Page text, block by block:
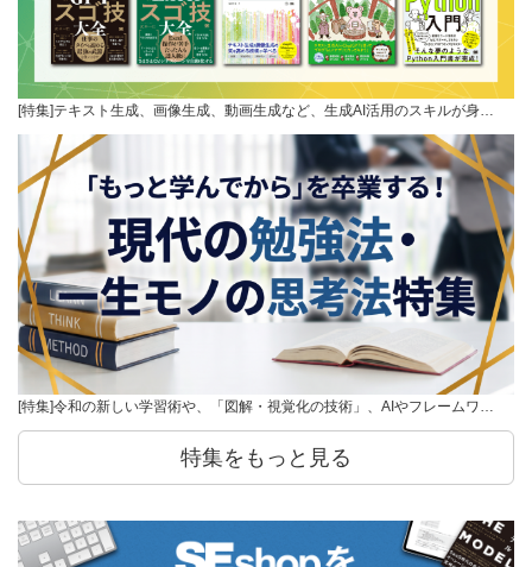
[特集]テキスト生成、画像生成、動画生成など、生成AI活用のスキルが身…
[特集]令和の新しい学習術や、「図解・視覚化の技術」、AIやフレームワ…
特集をもっと見る